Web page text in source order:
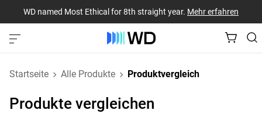
WD named Most Ethical for 8th straight year. Mehr erfahren
Startseite Alle Produkte Produktvergleich
Produkte vergleichen